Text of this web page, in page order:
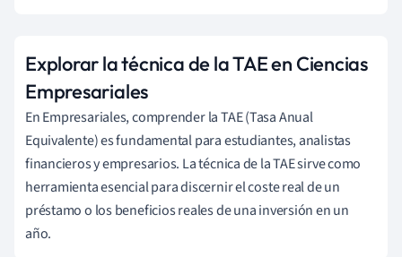
Explorar la técnica de la TAE en Ciencias
Empresariales
En Empresariales, comprender la TAE (Tasa Anual
Equivalente) es fundamental para estudiantes, analistas
financieros y empresarios. La técnica de la TAE sirve como
herramienta esencial para discernir el coste real de un
préstamo o los beneficios reales de una inversión en un
año.